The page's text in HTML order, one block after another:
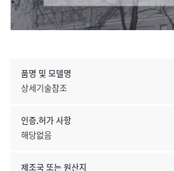
품명 및 모델명
상세기술참조
인증.허가 사항
해당없음
제조국 또는 원산지